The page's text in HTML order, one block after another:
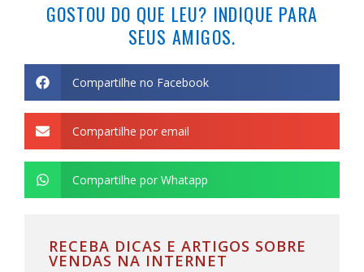
GOSTOU DO QUE LEU? INDIQUE PARA
SEUS AMIGOS.
Compartilhe no Facebook
Compartilhe por email
Compartilhe por Whatapp
RECEBA DICAS E ARTIGOS SOBRE
VENDAS NA INTERNET